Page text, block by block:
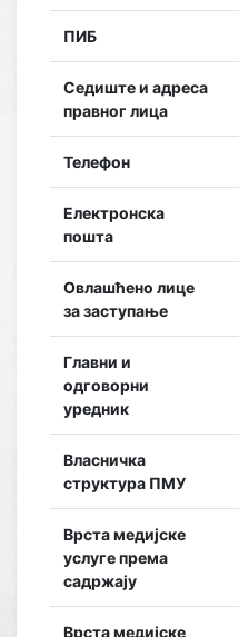
ПИБ
Седиште и адреса
правног лица
Телефон
Електронска
пошта
Овлашћено лице
за заступање
Главни и
одговорни
уредник
Власничка
структура ПМУ
Врста медијске
услуге према
садржају
Врста медијске